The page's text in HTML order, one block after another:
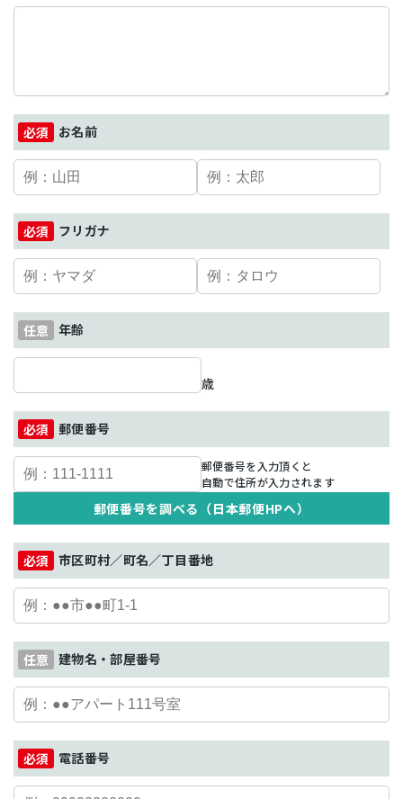
お名前
フリガナ
年齢
歳
郵便番号
郵便番号を入力頂くと
自動で住所が入力されます
郵便番号を調べる（日本郵便HPへ）
市区町村／町名／丁目番地
建物名・部屋番号
電話番号